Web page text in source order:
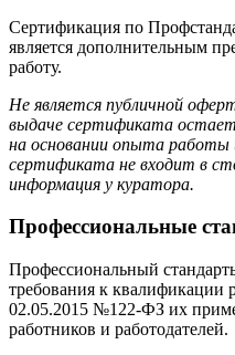
Сертификация по
является дополнительным
работу.
Не является публичной
выдаче сертификата
на основании опыта работы
сертификата не входит в
информация у куратора.
Профессиональные
Профессиональный
требования к квалификации
02.05.2015 №122-ФЗ их
работников и работодателей.